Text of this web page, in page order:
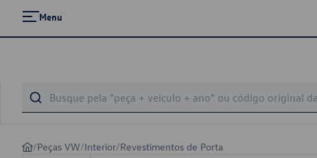
Menu
/Peças VW/Interior/Revestimentos de Porta